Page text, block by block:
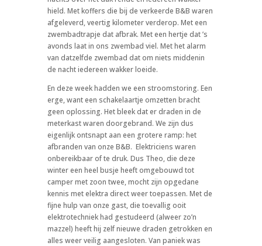
hield. Met koffers die bij de verkeerde B&B waren
afgeleverd, veertig kilometer verderop. Met een
zwembadtrapje dat afbrak. Met een hertje dat ’s
avonds laat in ons zwembad viel. Met het alarm
van datzelfde zwembad dat om niets middenin
de nacht iedereen wakker loeide.
En deze week hadden we een stroomstoring. Een
erge, want een schakelaartje omzetten bracht
geen oplossing. Het bleek dat er draden in de
meterkast waren doorgebrand. We zijn dus
eigenlijk ontsnapt aan een grotere ramp: het
afbranden van onze B&B. Elektriciens waren
onbereikbaar of te druk. Dus Theo, die deze
winter een heel busje heeft omgebouwd tot
camper met zoon twee, mocht zijn opgedane
kennis met elektra direct weer toepassen. Met de
fijne hulp van onze gast, die toevallig ooit
elektrotechniek had gestudeerd (alweer zo’n
mazzel) heeft hij zelf nieuwe draden getrokken en
alles weer veilig aangesloten. Van paniek was